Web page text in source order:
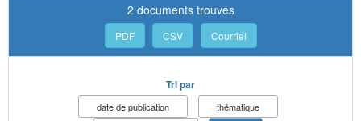
2 documents trouvés
PDF CSV Courriel
Tri par
date de publication
thématique